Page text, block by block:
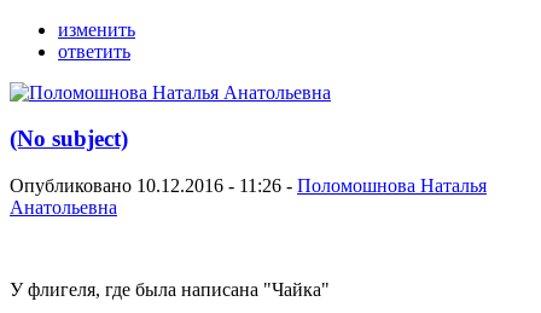
изменить
ответить
(No subject)
Опубликовано 10.12.2016 - 11:26 - Поломошнова Наталья
Анатольевна
У флигеля, где была написана "Чайка"